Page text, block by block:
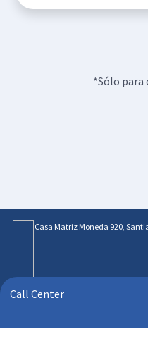
*Sólo para
Casa Matriz Moneda 920,
Call Center